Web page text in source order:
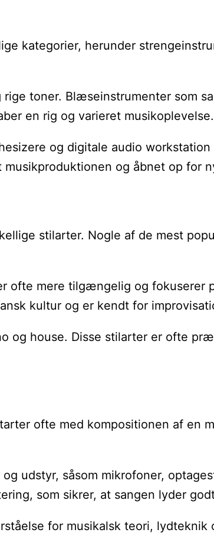
kategorier, herunder
toner. Blæseinstrumenter som
en rig og varieret musikoplevelse.
og digitale audio
og åbnet op for
stilarter. Nogle af de mest
mere tilgængelig og
kultur og er kendt for
og house. Disse stilarter er ofte
ofte med kompositionen af en
udstyr, såsom mikrofoner,
som sikrer, at sangen lyder
for musikalsk teori,